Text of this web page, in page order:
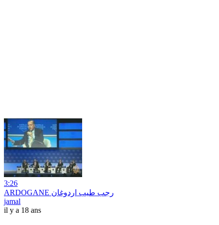
3:26
ARDOGANE رجب طيب اردوغان
jamal
il y a 18 ans